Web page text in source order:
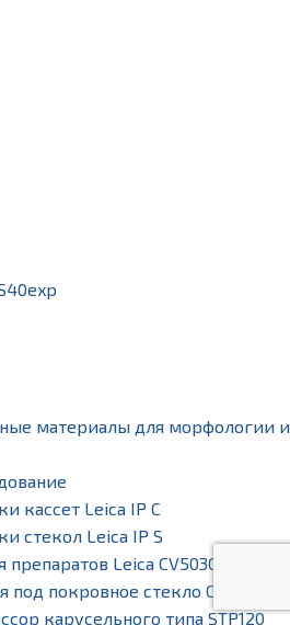
материалы для морфологии и
кассет Leica IP C
стекол Leica IP S
Leica CV5030
покровное стекло CTM6
карусельного типа STP120